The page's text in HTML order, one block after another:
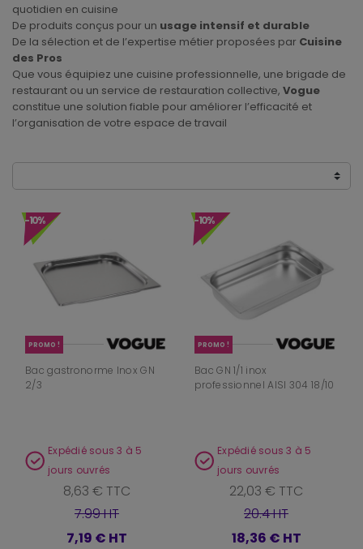
quotidien en cuisine
De produits conçus pour un usage intensif et durable
De la sélection et de l’expertise métier proposées par Cuisine
des Pros
Que vous équipiez une cuisine professionnelle, une brigade de
restaurant ou un service de restauration collective, Vogue
constitue une solution fiable pour améliorer l’efficacité et
l’organisation de votre espace de travail
-10%
PROMO !
Bac gastronorme Inox GN
2/3
Expédié sous 3 à 5
jours ouvrés
8,63 € TTC
7.99 HT
7,19 € HT
-10%
PROMO !
Bac GN 1/1 inox
professionnel AISI 304 18/10
Expédié sous 3 à 5
jours ouvrés
22,03 € TTC
20.4 HT
18,36 € HT